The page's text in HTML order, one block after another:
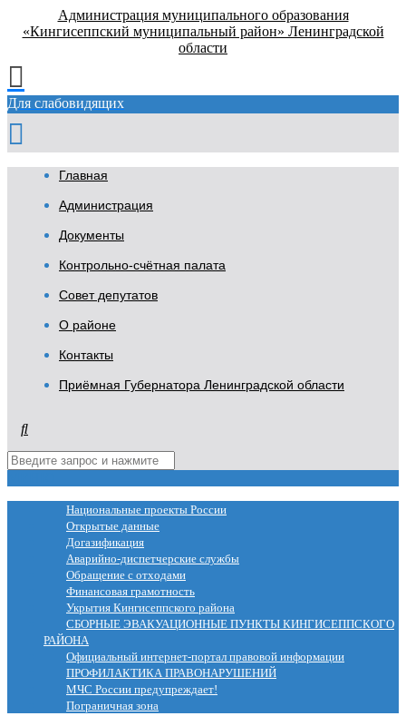
Администрация муниципального образования
«Кингисеппский муниципальный район» Ленинградской
области
Для слабовидящих
Главная
Администрация
Документы
Контрольно-счётная палата
Совет депутатов
О районе
Контакты
Приёмная Губернатора Ленинградской области
Национальные проекты России
Открытые данные
Догазификация
Аварийно-диспетчерские службы
Обращение с отходами
Финансовая грамотность
Укрытия Кингисеппского района
СБОРНЫЕ ЭВАКУАЦИОННЫЕ ПУНКТЫ КИНГИСЕППСКОГО
РАЙОНА
Официальный интернет-портал правовой информации
ПРОФИЛАКТИКА ПРАВОНАРУШЕНИЙ
МЧС России предупреждает!
Пограничная зона